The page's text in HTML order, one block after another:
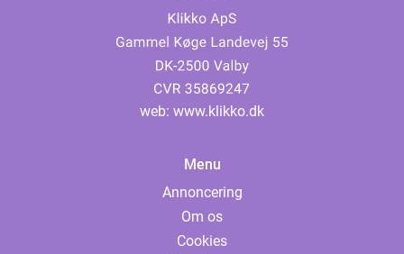
web: www.klikko.dk
Menu
Annoncering
Om os
Cookies